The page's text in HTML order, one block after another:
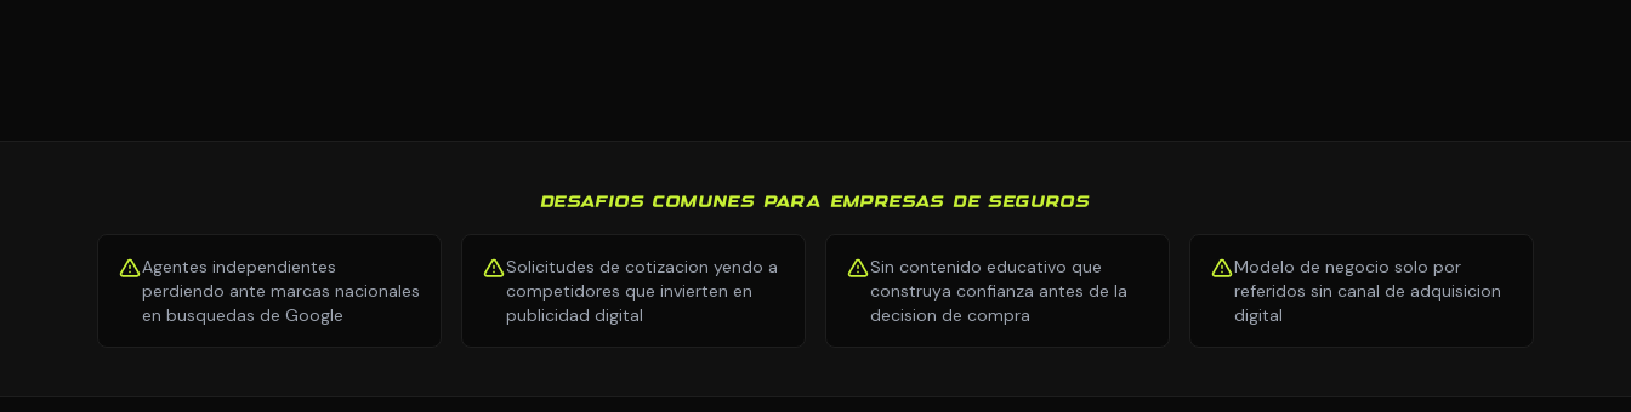
DESAFIOS COMUNES PARA EMPRESAS DE SEGUROS
Agentes independientes
perdiendo ante marcas nacionales
en busquedas de Google
Solicitudes de cotizacion yendo a
competidores que invierten en
publicidad digital
Sin contenido educativo que
construya confianza antes de la
decision de compra
Modelo de negocio solo por
referidos sin canal de adquisicion
digital